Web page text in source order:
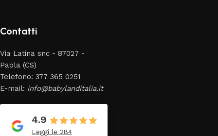
Contatti
Via Latina snc - 87027 -
Paola (CS)
Telefono: 377 365 0251
E-mail: info@babylanditalia.it
4.9
Leggi le 284